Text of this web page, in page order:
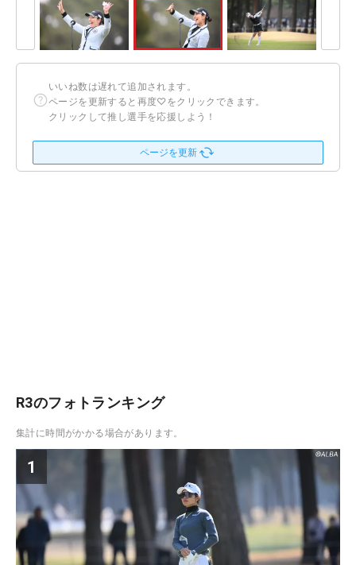
いいね数は遅れて追加されます。
ページを更新すると再度♡をクリックできます。
クリックして推し選手を応援しよう！
ページを更新
R3のフォトランキング
集計に時間がかかる場合があります。
1